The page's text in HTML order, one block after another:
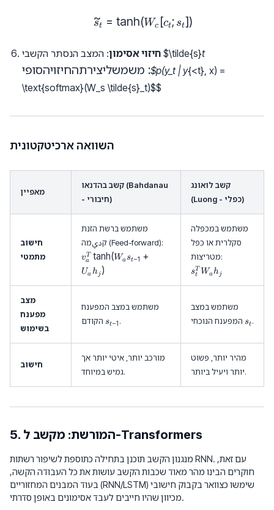
\tilde{s}_t = \tanh(W_c
s
~
t = tanh(Wc [ct; st])
חיזוי אסימון $\tilde{s}tמשמש
ליצירת
החיזוי
משמשליצירתהחיזויהסופי :$p(y_t | y{<t}, x) =
\text{softmax}(W_s \tilde{s}_t)$$
השוואה ארכיטקטונית
מאפיין
קשב בהדנאו (Bahdanau
- חיבורי)
קשב לואונג
(Luong - כפלי)
חישוב
מתמטי
משתמש ברשת הזנת
קديמה (Feed-forward):
\t
_
s
t-
+
a
_j
)
va
T tanh(Wast−1 +
Ua h j )
משתמש במכפלה
סקלרית או כפל
מטריצות:
T
_
a
_j
st
T Wah j
מצב
מפענח
בשימוש
משתמש במצב המפענח
s
{
1
}
st−1 .
משתמש במצב
s
t
st .
חישוב
מורכב יותר, איטי יותר אך
גמיש במיוחד.
מהיר יותר, פשוט
יותר ויעיל ביותר.
5. המורשת: מקשב ל-Transformers
מנגנון הקשב תוכנן בתחילה כתוספת לשיפור רשתות RNN. עם זאת,
חוקרים הבינו מהר מאוד שכבות הקשב עושות את כל העבודה הקשה,
בעוד המבנים המחזוריים (RNN/LSTM) שימשו כצוואר בקבוק חישובי
מכיוון שהיו חייבים לעבד אסימונים באופן סדרתי.